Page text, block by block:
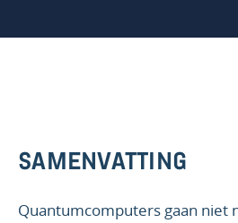
SAMENVATTING
Quantumcomputers gaan niet